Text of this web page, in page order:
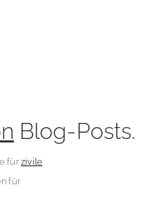
Blog-Posts.
fürzivile
für